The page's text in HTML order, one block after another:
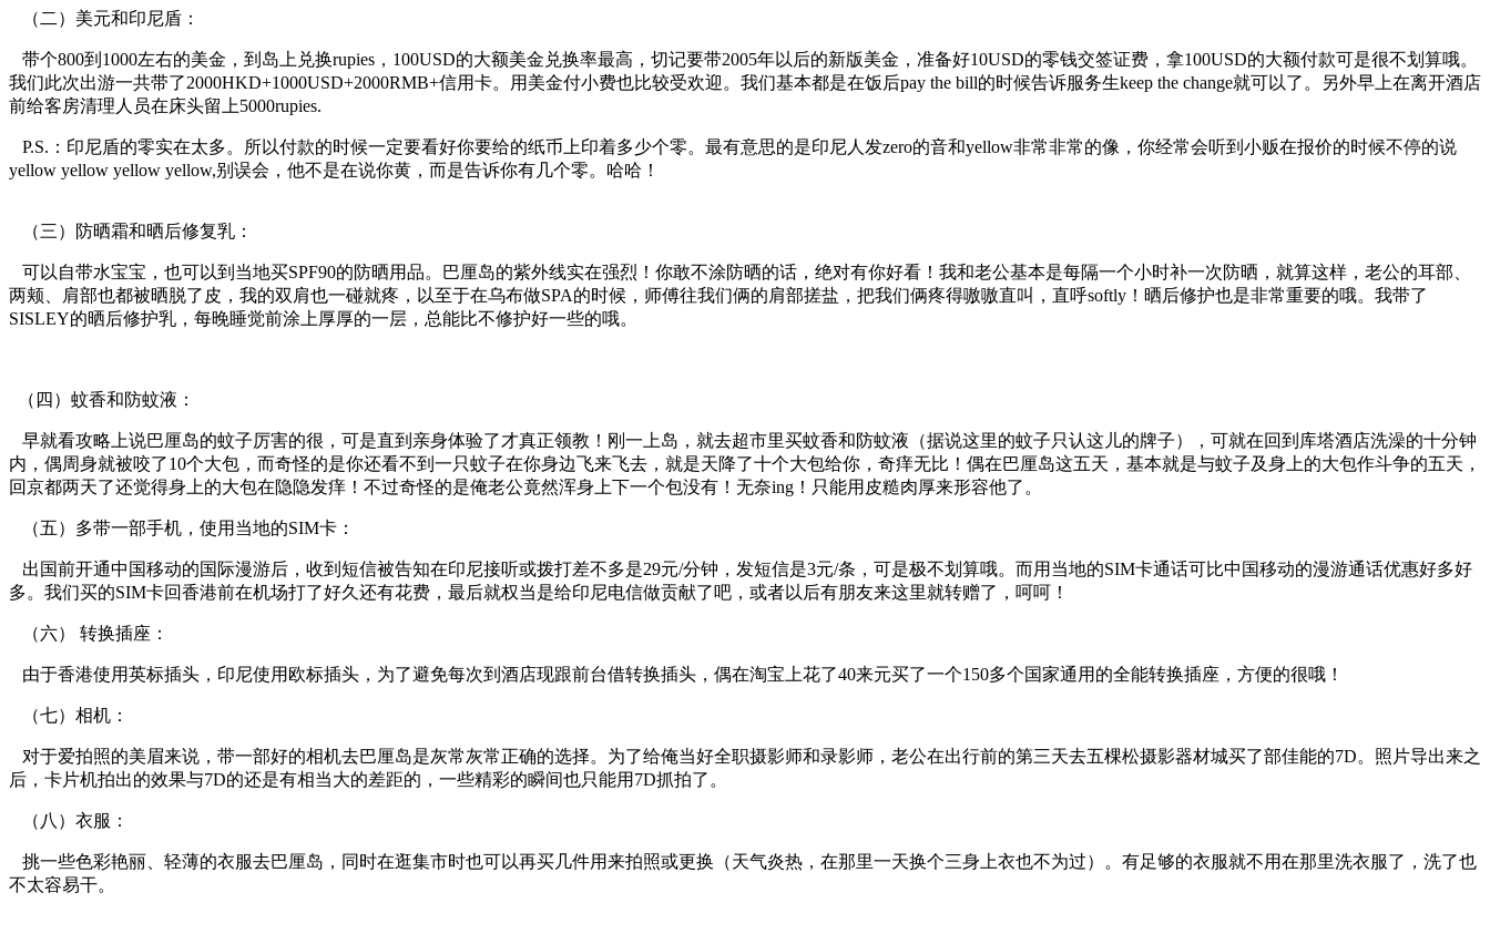
（二）美元和印尼盾：
带个800到1000左右的美金，到岛上兑换rupies，100USD的大额美金兑换率最高，切记要带2005年以后的新版美金，准备好10USD的零钱交签证费，拿100USD的大额付款可是很不划算哦。
我们此次出游一共带了2000HKD+1000USD+2000RMB+信用卡。用美金付小费也比较受欢迎。我们基本都是在饭后pay the bill的时候告诉服务生keep the change就可以了。另外早上在离开酒店
前给客房清理人员在床头留上5000rupies.
P.S.：印尼盾的零实在太多。所以付款的时候一定要看好你要给的纸币上印着多少个零。最有意思的是印尼人发zero的音和yellow非常非常的像，你经常会听到小贩在报价的时候不停的说
yellow yellow yellow yellow,别误会，他不是在说你黄，而是告诉你有几个零。哈哈！
（三）防晒霜和晒后修复乳：
可以自带水宝宝，也可以到当地买SPF90的防晒用品。巴厘岛的紫外线实在强烈！你敢不涂防晒的话，绝对有你好看！我和老公基本是每隔一个小时补一次防晒，就算这样，老公的耳部、
两颊、肩部也都被晒脱了皮，我的双肩也一碰就疼，以至于在乌布做SPA的时候，师傅往我们俩的肩部搓盐，把我们俩疼得嗷嗷直叫，直呼softly！晒后修护也是非常重要的哦。我带了
SISLEY的晒后修护乳，每晚睡觉前涂上厚厚的一层，总能比不修护好一些的哦。
（四）蚊香和防蚊液：
早就看攻略上说巴厘岛的蚊子厉害的很，可是直到亲身体验了才真正领教！刚一上岛，就去超市里买蚊香和防蚊液（据说这里的蚊子只认这儿的牌子），可就在回到库塔酒店洗澡的十分钟
内，偶周身就被咬了10个大包，而奇怪的是你还看不到一只蚊子在你身边飞来飞去，就是天降了十个大包给你，奇痒无比！偶在巴厘岛这五天，基本就是与蚊子及身上的大包作斗争的五天，
回京都两天了还觉得身上的大包在隐隐发痒！不过奇怪的是俺老公竟然浑身上下一个包没有！无奈ing！只能用皮糙肉厚来形容他了。
（五）多带一部手机，使用当地的SIM卡：
出国前开通中国移动的国际漫游后，收到短信被告知在印尼接听或拨打差不多是29元/分钟，发短信是3元/条，可是极不划算哦。而用当地的SIM卡通话可比中国移动的漫游通话优惠好多好
多。我们买的SIM卡回香港前在机场打了好久还有花费，最后就权当是给印尼电信做贡献了吧，或者以后有朋友来这里就转赠了，呵呵！
（六） 转换插座：
由于香港使用英标插头，印尼使用欧标插头，为了避免每次到酒店现跟前台借转换插头，偶在淘宝上花了40来元买了一个150多个国家通用的全能转换插座，方便的很哦！
（七）相机：
对于爱拍照的美眉来说，带一部好的相机去巴厘岛是灰常灰常正确的选择。为了给俺当好全职摄影师和录影师，老公在出行前的第三天去五棵松摄影器材城买了部佳能的7D。照片导出来之
后，卡片机拍出的效果与7D的还是有相当大的差距的，一些精彩的瞬间也只能用7D抓拍了。
（八）衣服：
挑一些色彩艳丽、轻薄的衣服去巴厘岛，同时在逛集市时也可以再买几件用来拍照或更换（天气炎热，在那里一天换个三身上衣也不为过）。有足够的衣服就不用在那里洗衣服了，洗了也
不太容易干。